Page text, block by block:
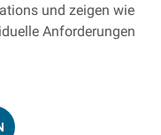
und zeigen wie
Anforderungen